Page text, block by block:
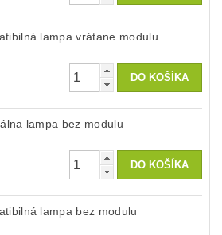
lampa vrátane modulu
lampa bez modulu
lampa bez modulu